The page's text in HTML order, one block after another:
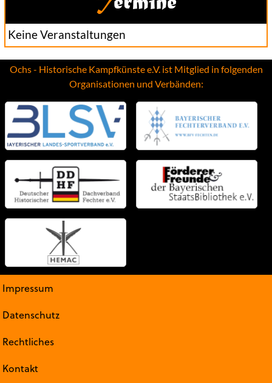
Keine Veranstaltungen
Ochs - Historische Kampfkünste e.V. ist Mitglied in folgenden
Organisationen und Verbänden:
Impressum
Datenschutz
Rechtliches
Kontakt